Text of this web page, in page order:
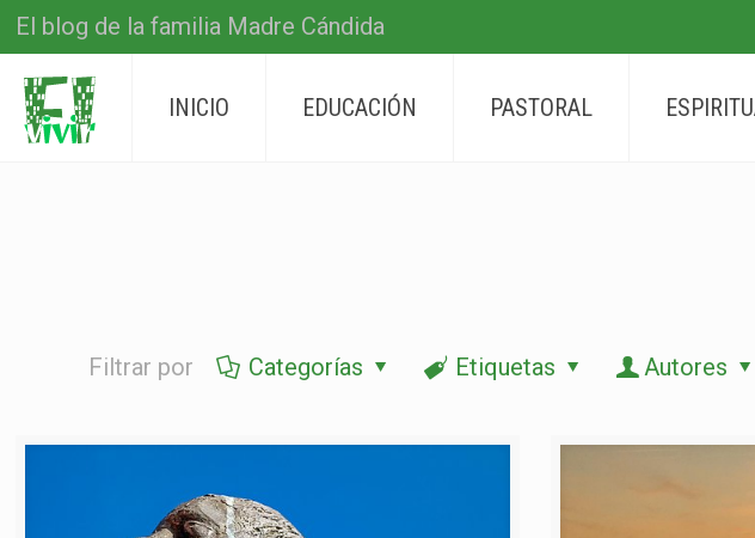
El blog de la familia Madre Cándida
INICIO EDUCACIÓN PASTORAL
Filtrar por Categorías Etiquetas Autores